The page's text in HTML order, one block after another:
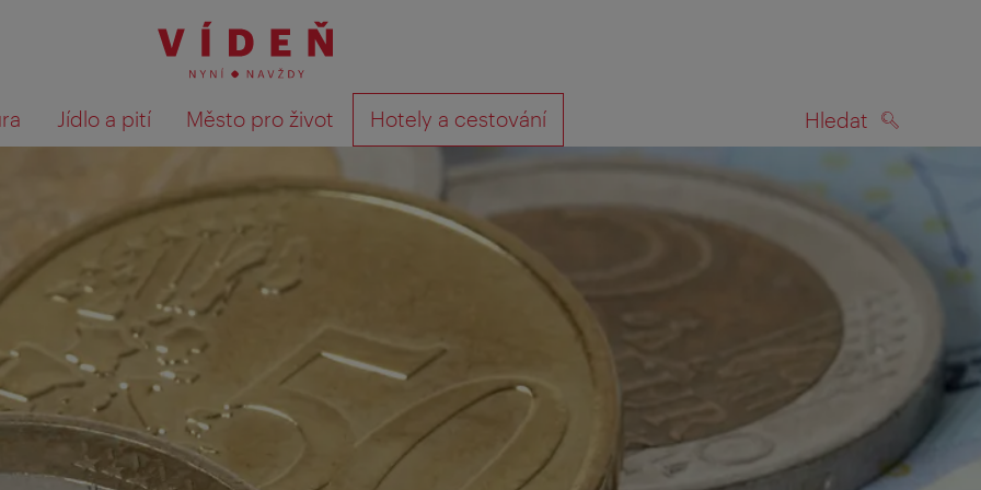
Jídlo a pití Město pro život Hotely a cestování Hledat
Výsledky hledání zobrazit na mapě